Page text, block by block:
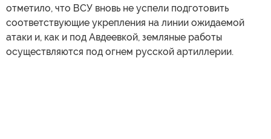
отметило, что ВСУ вновь не успели подготовить
соответствующие укрепления на линии ожидаемой
атаки и, как и под Авдеевкой, земляные работы
осуществляются под огнем русской артиллерии.